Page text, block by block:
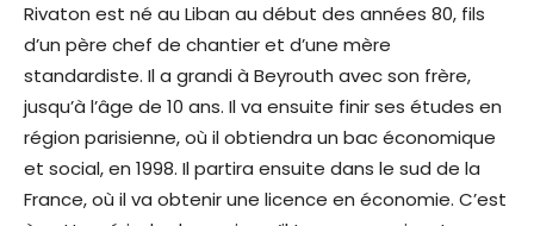
Rivaton est né au Liban au début des années 80, fils
d’un père chef de chantier et d’une mère
standardiste. Il a grandi à Beyrouth avec son frère,
jusqu’à l’âge de 10 ans. Il va ensuite finir ses études en
région parisienne, où il obtiendra un bac économique
et social, en 1998. Il partira ensuite dans le sud de la
France, où il va obtenir une licence en économie. C’est